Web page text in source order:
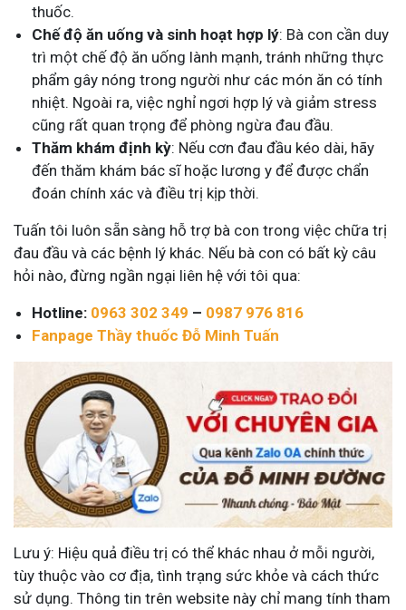
thuốc.
Chế độ ăn uống và sinh hoạt hợp lý: Bà con cần duy
trì một chế độ ăn uống lành mạnh, tránh những thực
phẩm gây nóng trong người như các món ăn có tính
nhiệt. Ngoài ra, việc nghỉ ngơi hợp lý và giảm stress
cũng rất quan trọng để phòng ngừa đau đầu.
Thăm khám định kỳ: Nếu cơn đau đầu kéo dài, hãy
đến thăm khám bác sĩ hoặc lương y để được chẩn
đoán chính xác và điều trị kịp thời.
Tuấn tôi luôn sẵn sàng hỗ trợ bà con trong việc chữa trị
đau đầu và các bệnh lý khác. Nếu bà con có bất kỳ câu
hỏi nào, đừng ngần ngại liên hệ với tôi qua:
Hotline: 0963 302 349 – 0987 976 816
Fanpage Thầy thuốc Đỗ Minh Tuấn
Lưu ý: Hiệu quả điều trị có thể khác nhau ở mỗi người,
tùy thuộc vào cơ địa, tình trạng sức khỏe và cách thức
sử dụng. Thông tin trên website này chỉ mang tính tham